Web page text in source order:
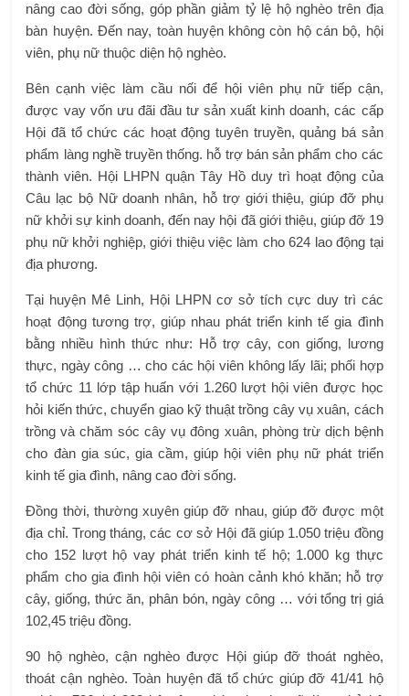
nâng cao đời sống, góp phần giảm tỷ lệ hộ nghèo trên địa
bàn huyện. Đến nay, toàn huyện không còn hộ cán bộ, hội
viên, phụ nữ thuộc diện hộ nghèo.
Bên cạnh việc làm cầu nối để hội viên phụ nữ tiếp cận,
được vay vốn ưu đãi đầu tư sản xuất kinh doanh, các cấp
Hội đã tổ chức các hoạt động tuyên truyền, quảng bá sản
phẩm làng nghề truyền thống. hỗ trợ bán sản phẩm cho các
thành viên. Hội LHPN quận Tây Hồ duy trì hoạt động của
Câu lạc bộ Nữ doanh nhân, hỗ trợ giới thiệu, giúp đỡ phụ
nữ khởi sự kinh doanh, đến nay hội đã giới thiệu, giúp đỡ 19
phụ nữ khởi nghiệp, giới thiệu việc làm cho 624 lao động tại
địa phương.
Tại huyện Mê Linh, Hội LHPN cơ sở tích cực duy trì các
hoạt động tương trợ, giúp nhau phát triển kinh tế gia đình
bằng nhiều hình thức như: Hỗ trợ cây, con giống, lương
thực, ngày công … cho các hội viên không lấy lãi; phối hợp
tổ chức 11 lớp tập huấn với 1.260 lượt hội viên được học
hỏi kiến ​​thức, chuyển giao kỹ thuật trồng cây vụ xuân, cách
trồng và chăm sóc cây vụ đông xuân, phòng trừ dịch bệnh
cho đàn gia súc, gia cầm, giúp hội viên phụ nữ phát triển
kinh tế gia đình, nâng cao đời sống.
Đồng thời, thường xuyên giúp đỡ nhau, giúp đỡ được một
địa chỉ. Trong tháng, các cơ sở Hội đã giúp 1.050 triệu đồng
cho 152 lượt hộ vay phát triển kinh tế hộ; 1.000 kg thực
phẩm cho gia đình hội viên có hoàn cảnh khó khăn; hỗ trợ
cây, giống, thức ăn, phân bón, ngày công … với tổng trị giá
102,45 triệu đồng.
90 hộ nghèo, cận nghèo được Hội giúp đỡ thoát nghèo,
thoát cận nghèo. Toàn huyện đã tổ chức giúp đỡ 41/41 hộ